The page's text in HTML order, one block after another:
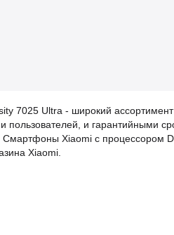
7025 Ultra - широкий
пользователей, и гарантийными
Xiaomi с процессором
Xiaomi.